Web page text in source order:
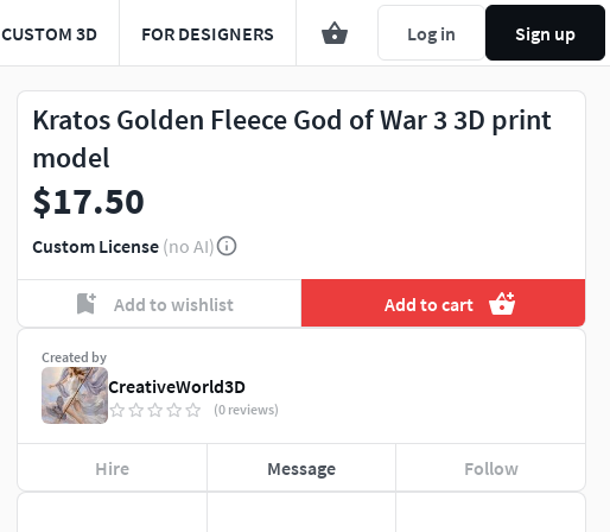
CUSTOM 3D FOR DESIGNERS Log in Sign up
Kratos Golden Fleece God of War 3 3D print
model
$17.50
Custom License (no AI)
Add to wishlist Add to cart
Created by
CreativeWorld3D
(0 reviews)
Hire Message Follow